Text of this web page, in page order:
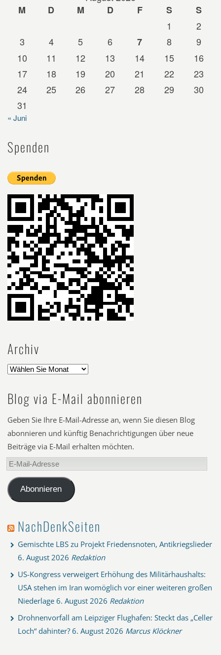
M
D M D F S
S
1
2
3
4 5 6 7 8
9
10
11 12 13 14 15
16
17
18 19 20 21 22
23
24
25 26 27 28 29
30
31
« Juni
Spenden
Archiv
Blog via E-Mail abonnieren
Geben Sie Ihre E-Mail-Adresse an, wenn Sie diesen Blog
abonnieren und künftig Benachrichtigungen über neue
Beiträge via E-Mail erhalten möchten.
E-
Mail-
AdresseAbonnieren
NachDenkSeiten
Gemischte LBS zu Projekt Friedensnoten, Antikriegslieder
6. August 2026 Redaktion
US-Kongress verweigert Erhöhung des Militärhaushalts:
USA stehen im Iran womöglich vor einer weiteren großen
Niederlage 6. August 2026 Redaktion
Drohnenvorfall am Leipziger Flughafen: Steckt das „Celler
Loch“ dahinter? 6. August 2026 Marcus Klöckner